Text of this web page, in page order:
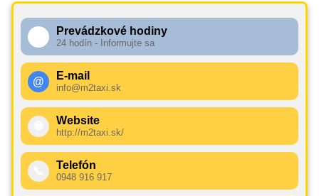
Prevádzkové hodiny
24 hodín - Informujte sa
@ E-mail
info@m2taxi.sk
Website
http://m2taxi.sk/
Telefón
0948 916 917